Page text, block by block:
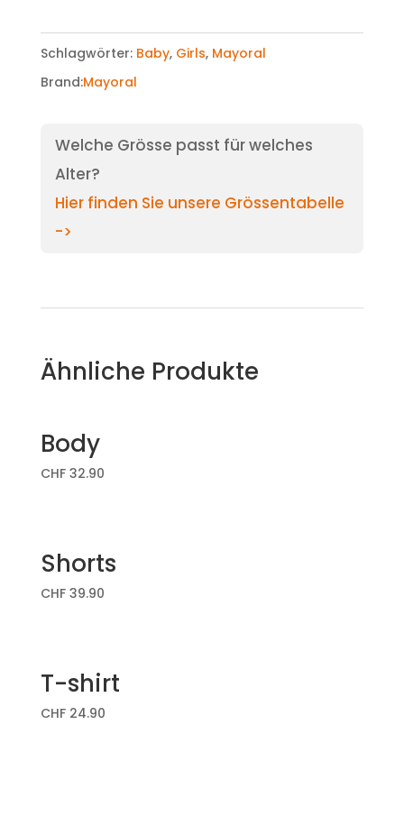
Schlagwörter: Baby, Girls, Mayoral
Brand:Mayoral
Welche Grösse passt für welches
Alter?
Hier finden Sie unsere Grössentabelle
->
Ähnliche Produkte
Body
CHF32.90
Shorts
CHF39.90
T-shirt
CHF24.90